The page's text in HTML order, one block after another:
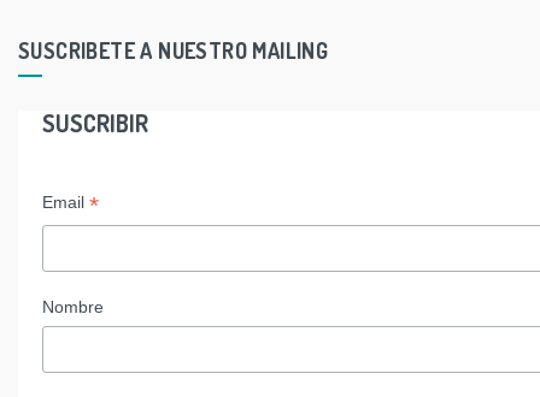
SUSCRIBETE A NUESTRO MAILING
SUSCRIBIR
Email *
Nombre